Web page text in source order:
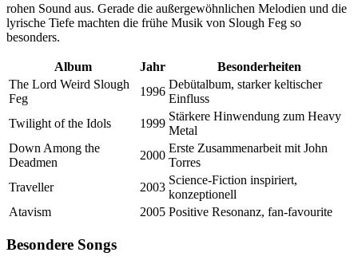
rohen Sound aus. Gerade die außergewöhnlichen Melodien und die
lyrische Tiefe machten die frühe Musik von Slough Feg so
besonders.
Album Jahr
Besonderheiten
The Lord Weird Slough
Feg
1996
Debütalbum, starker keltischer
Einfluss
Twilight of the Idols
1999
Stärkere Hinwendung zum Heavy
Metal
Down Among the
Deadmen
2000
Erste Zusammenarbeit mit John
Torres
Traveller
2003
Science-Fiction inspiriert,
konzeptionell
Atavism
2005 Positive Resonanz, fan-favourite
Besondere Songs